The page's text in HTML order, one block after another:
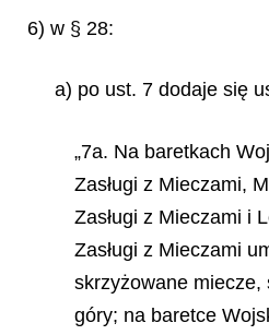
6) w § 28:
a) po ust. 7 dodaje się
„7a. Na baretkach
Zasługi z Mieczami,
Zasługi z Mieczami i
Zasługi z Mieczami
skrzyżowane
góry; na baretce